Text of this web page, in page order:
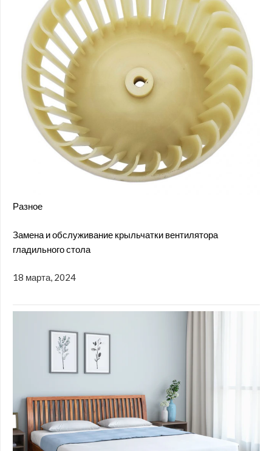
Разное
Замена и обслуживание крыльчатки вентилятора
гладильного стола
18 марта, 2024